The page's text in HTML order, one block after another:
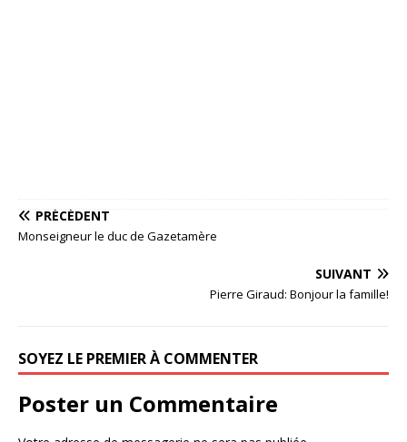
PRÉCÉDENT
Monseigneur le duc de Gazetamère
SUIVANT
Pierre Giraud: Bonjour la famille!
SOYEZ LE PREMIER À COMMENTER
Poster un Commentaire